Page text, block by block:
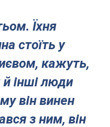
Їхня
стоїть у
кажуть,
й інші люди
він винен
з ним, він